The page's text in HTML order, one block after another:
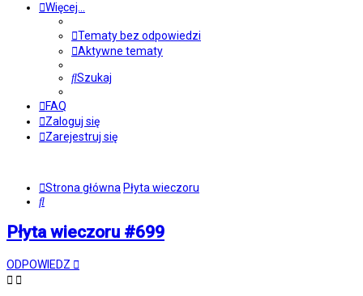
Więcej…
Tematy bez odpowiedzi
Aktywne tematy
Szukaj
FAQ
Zaloguj się
Zarejestruj się
Strona główna Płyta wieczoru
Szukaj
Płyta wieczoru #699
ODPOWIEDZ